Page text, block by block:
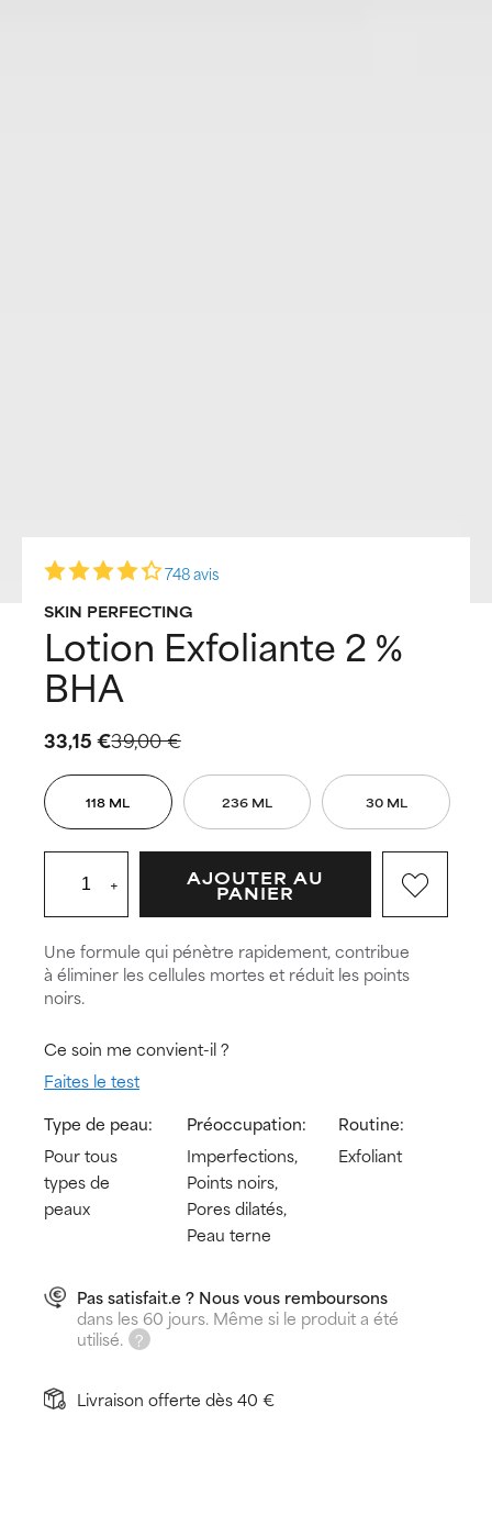
748 avis
SKIN PERFECTING
Lotion Exfoliante 2 %
BHA
39,00 €
33,15 €
Une formule qui pénètre rapidement, contribue
à éliminer les cellules mortes et réduit les points
noirs.
Ce soin me convient-il ?
Faites le test
Type de peau:
Pour tous
types de
peaux
Préoccupation:
Imperfections,
Points noirs,
Pores dilatés,
Peau terne
Routine:
Exfoliant
118 ML 236 ML 30 ML
+ AJOUTER AU
PANIER
Pas satisfait.e ? Nous vous remboursons
dans les 60 jours. Même si le produit a été
utilisé.
Livraison offerte dès 40 €